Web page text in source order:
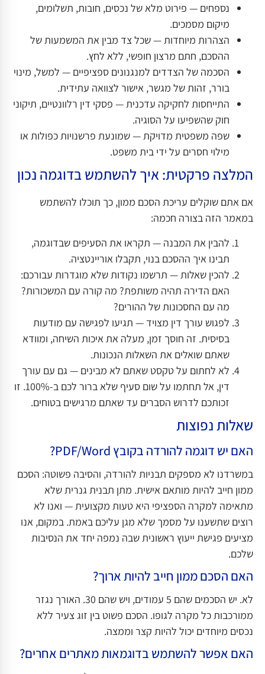
נספחים — פירוט מלא של נכסים, חובות, תשלומים,
מיקום מסמכים.
הצהרות מיוחדות — שכל צד מבין את המשמעות של
ההסכם, חתם מרצון חופשי, ללא לחץ.
הסכמה של הצדדים למנגנונים ספציפיים — למשל, מינוי
בורר, זהות של מגשר, אישור לצוואה עתידית.
התייחסות לחקיקה עדכנית — פסקי דין רלוונטיים, תיקוני
חוק שהשפיעו על הסוגיה.
שפה משפטית מדויקת — שמונעת פרשנויות כפולות או
מילוי חסרים על ידי בית משפט.
המלצה פרקטית: איך להשתמש בדוגמה נכון
אם אתם שוקלים עריכת הסכם ממון, כך תוכלו להשתמש
במאמר הזה בצורה חכמה:
להבין את המבנה — תקראו את הסעיפים שבדוגמה,
תבינו איך ההסכם בנוי, תקבלו אוריינטציה.
להכין שאלות — תרשמו נקודות שלא מוגדרות עבורכם:
האם הדירה תהיה משותפת? מה קורה עם המשכורות?
מה עם החסכונות של ההורים?
לפגוש עורך דין מצויד — תגיעו לפגישה עם מודעות
בסיסית. זה חוסך זמן, מעלה את איכות השיחה, ומוודא
שאתם שואלים את השאלות הנכונות.
לא לחתום על טקסט שאתם לא מבינים — גם עם עורך
דין, אל תחתמו על שום סעיף שלא ברור לכם ב-100%. זו
זכותכם לדרוש הסברים עד שאתם מרגישים בטוחים.
שאלות נפוצות
האם יש דוגמה להורדה בקובץ PDF/Word?
במשרדנו לא מספקים תבניות להורדה, והסיבה פשוטה: הסכם
ממון חייב להיות מותאם אישית. מתן תבנית גנרית שלא
מתאימה למקרה הספציפי היא טעות מקצועית — ואנו לא
רוצים שתשענו על מסמך שלא מגן עליכם באמת. במקום, אנו
מציעים פגישת ייעוץ ראשונית שבה נמפה יחד את הנסיבות
שלכם.
האם הסכם ממון חייב להיות ארוך?
לא. יש הסכמים שהם 5 עמודים, ויש שהם 30. האורך נגזר
ממורכבות כל מקרה לגופו. הסכם פשוט בין זוג צעיר ללא
נכסים מיוחדים יכול להיות קצר וממצה.
האם אפשר להשתמש בדוגמאות מאתרים אחרים?